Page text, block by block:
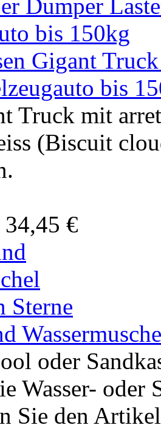
Gigant
bis
Truck mit
(Biscuit
€
oder
Wasser- oder
Sie den